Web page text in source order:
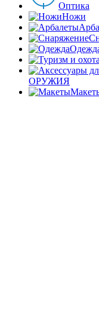
Оптика
Ножи
ОРУЖИЯ